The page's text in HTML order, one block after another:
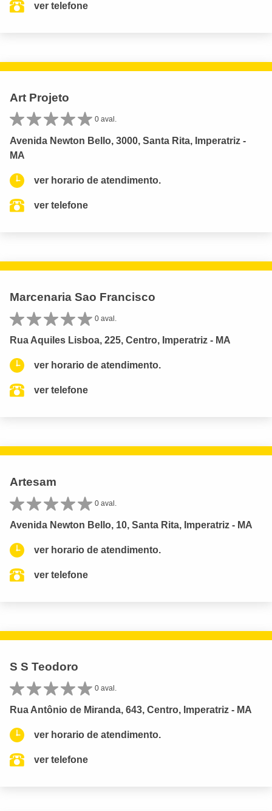
ver telefone
Art Projeto
0 aval.
Avenida Newton Bello, 3000, Santa Rita, Imperatriz -
MA
ver horario de atendimento.
ver telefone
Marcenaria Sao Francisco
0 aval.
Rua Aquiles Lisboa, 225, Centro, Imperatriz - MA
ver horario de atendimento.
ver telefone
Artesam
0 aval.
Avenida Newton Bello, 10, Santa Rita, Imperatriz - MA
ver horario de atendimento.
ver telefone
S S Teodoro
0 aval.
Rua Antônio de Miranda, 643, Centro, Imperatriz - MA
ver horario de atendimento.
ver telefone